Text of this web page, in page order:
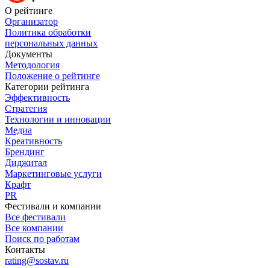
О рейтинге
Организатор
Политика обработки
персональных данных
Документы
Методология
Положение о рейтинге
Категории рейтинга
Эффективность
Стратегия
Технологии и инновации
Медиа
Креативность
Брендинг
Диджитал
Маркетинговые услуги
Крафт
PR
Фестивали и компании
Все фестивали
Все компании
Поиск по работам
Контакты
rating@sostav.ru